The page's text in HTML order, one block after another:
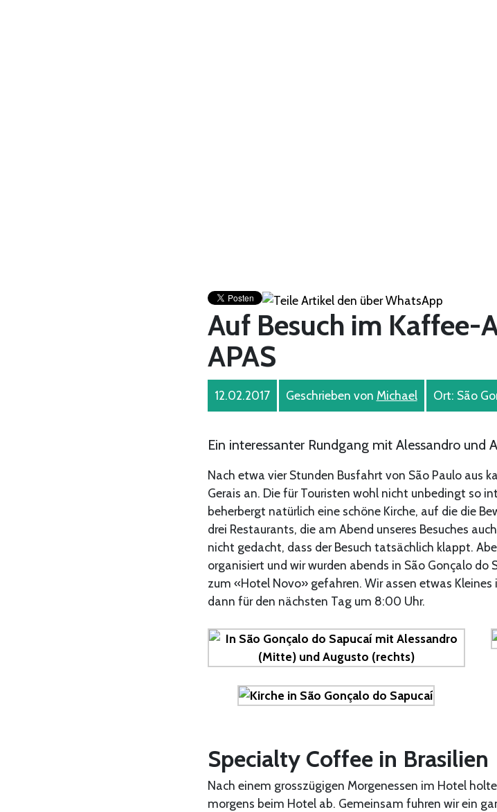
Auf Besuch im Kaffee-
APAS
12.02.2017 Geschrieben von Michael Ort: São
Ein interessanter Rundgang mit Alessandro und
Nach etwa vier Stunden Busfahrt von São Paulo aus
Gerais an. Die für Touristen wohl nicht unbedingt so
beherbergt natürlich eine schöne Kirche, auf die die
drei Restaurants, die am Abend unseres Besuches
nicht gedacht, dass der Besuch tatsächlich klappt.
organisiert und wir wurden abends in São Gonçalo do
zum «Hotel Novo» gefahren. Wir assen etwas
dann für den nächsten Tag um 8:00 Uhr.
Specialty Coffee in Brasilien
Nach einem grosszügigen Morgenessen im Hotel
morgens beim Hotel ab. Gemeinsam fuhren wir ein